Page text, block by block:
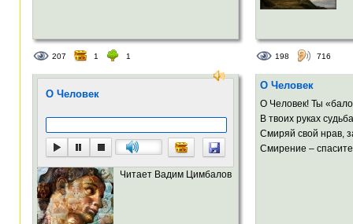
207 1 1 198 716
О Человек
Читает Вадим Цимбалов
О Человек
О Человек! Ты
В твоих руках
Смиряй свой нрав,
Смирение –